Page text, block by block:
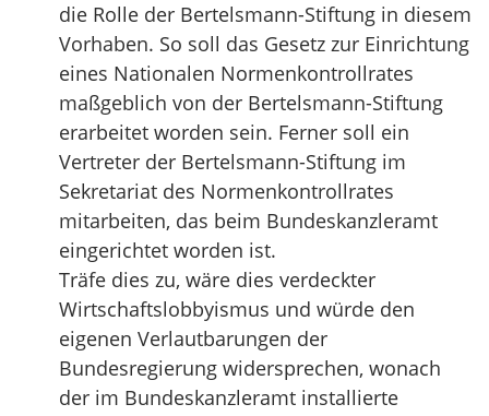
die Rolle der Bertelsmann-Stiftung in diesem
Vorhaben. So soll das Gesetz zur Einrichtung
eines Nationalen Normenkontrollrates
maßgeblich von der Bertelsmann-Stiftung
erarbeitet worden sein. Ferner soll ein
Vertreter der Bertelsmann-Stiftung im
Sekretariat des Normenkontrollrates
mitarbeiten, das beim Bundeskanzleramt
eingerichtet worden ist.
Träfe dies zu, wäre dies verdeckter
Wirtschaftslobbyismus und würde den
eigenen Verlautbarungen der
Bundesregierung widersprechen, wonach
der im Bundeskanzleramt installierte